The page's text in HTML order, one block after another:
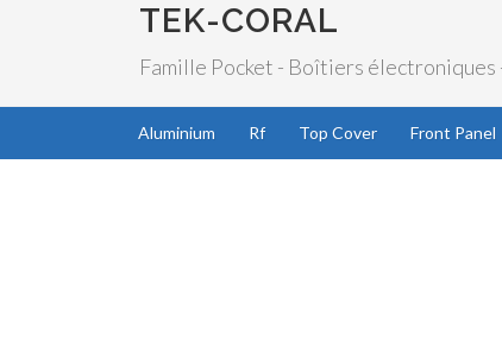
TEK-CORAL
Famille Pocket - Boîtiers électroniques
Aluminium Rf Top Cover Front Panel